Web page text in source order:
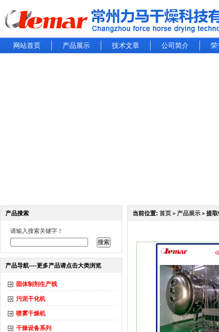
网站首页 产品展示 技术文章 公司简介 荣
产品搜索
请输入搜索关键字！
产品导航----更多产品请点击大类浏览
固体制剂生产线
污泥干化机
喷雾干燥机
干燥设备系列
当前位置: 首页 > 产品展示 > 提